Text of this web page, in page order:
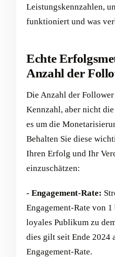
Leistungskennzahlen,
funktioniert und was
Echte
Anzahl der
Die Anzahl der
Kennzahl, aber nicht
es um die
Behalten Sie diese
Ihren Erfolg und Ihr
einzuschätzen:
- Engagement-Rate:
Engagement-Rate von
loyales Publikum zu
dies gilt seit Ende 2024
Engagement-Rate.